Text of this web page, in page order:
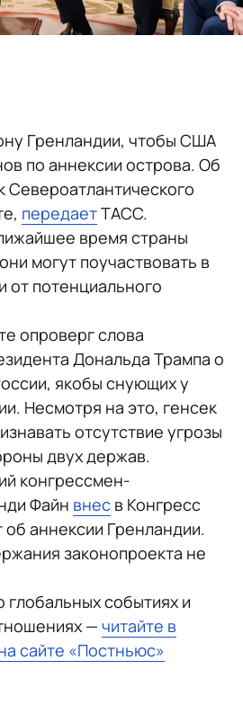
Гренландии, чтобы США
по аннексии острова. Об
Североатлантического
передаетТАСС.
время страны
могут поучаствовать в
от потенциального
опроверг слова
Дональда Трампа о
якобы снующих у
Несмотря на это, генсек
отсутствие угрозы
двух держав.
конгрессмен-
Файн внес в Конгресс
аннексии Гренландии.
законопроекта не
событиях и
— читайте в
сайте «Постньюс»